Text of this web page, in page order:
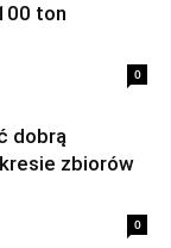
ton
0
dobrą
zbiorów
0